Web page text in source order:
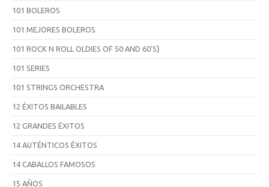
101 BOLEROS
101 MEJORES BOLEROS
101 ROCK N ROLL OLDIES OF 50 AND 60'S}
101 SERIES
101 STRINGS ORCHESTRA
12 ÉXITOS BAILABLES
12 GRANDES ÉXITOS
14 AUTÉNTICOS ÉXITOS
14 CABALLOS FAMOSOS
15 AÑOS